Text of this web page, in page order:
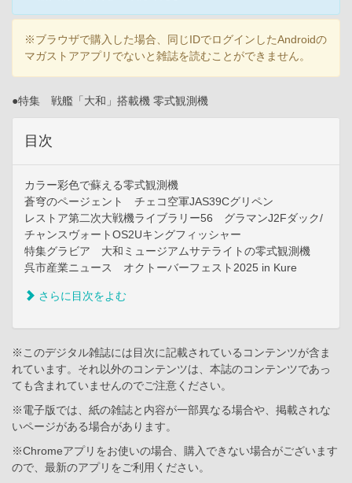
※ブラウザで購入した場合、同じIDでログインしたAndroidの
マガストアアプリでないと雑誌を読むことができません。
●特集 戦艦「大和」搭載機 零式観測機
目次
カラー彩色で蘇える零式観測機
蒼穹のページェント チェコ空軍JAS39Cグリペン
レストア第二次大戦機ライブラリー56 グラマンJ2Fダック/
チャンスヴォートOS2Uキングフィッシャー
特集グラビア 大和ミュージアムサテライトの零式観測機
呉市産業ニュース オクトーバーフェスト2025 in Kure
さらに目次をよむ
※このデジタル雑誌には目次に記載されているコンテンツが含ま
れています。それ以外のコンテンツは、本誌のコンテンツであっ
ても含まれていませんのでご注意ください。
※電子版では、紙の雑誌と内容が一部異なる場合や、掲載されな
いページがある場合があります。
※Chromeアプリをお使いの場合、購入できない場合がございます
ので、最新のアプリをご利用ください。